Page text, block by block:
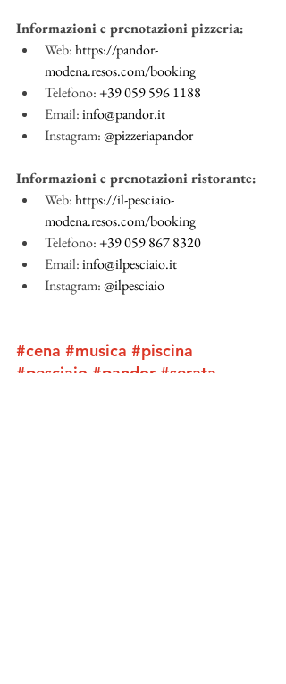
Informazioni e prenotazioni pizzeria:
Web: https://pandor-
modena.resos.com/booking
Telefono: +39 059 596 1188
Email: info@pandor.it
Instagram: @pizzeriapandor
Informazioni e prenotazioni ristorante:
Web: https://il-pesciaio-
modena.resos.com/booking
Telefono: +39 059 867 8320
Email: info@ilpesciaio.it
Instagram: @ilpesciaio
#cena #musica #piscina
#pesciaio #pandor #serata